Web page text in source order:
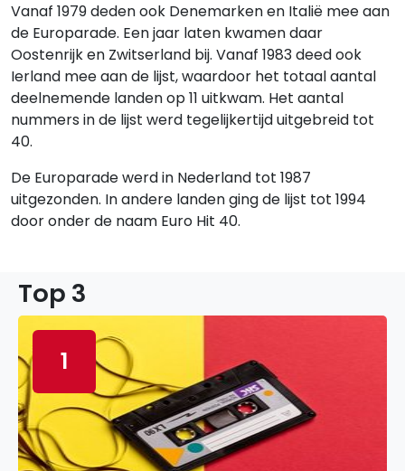
Vanaf 1979 deden ook Denemarken en Italië mee aan
de Europarade. Een jaar laten kwamen daar
Oostenrijk en Zwitserland bij. Vanaf 1983 deed ook
Ierland mee aan de lijst, waardoor het totaal aantal
deelnemende landen op 11 uitkwam. Het aantal
nummers in de lijst werd tegelijkertijd uitgebreid tot
40.
De Europarade werd in Nederland tot 1987
uitgezonden. In andere landen ging de lijst tot 1994
door onder de naam Euro Hit 40.
Top 3
1